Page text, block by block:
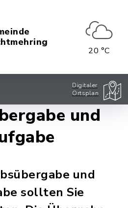
20 °C
Digitaler
Ortsplan
und
und
sollten Sie